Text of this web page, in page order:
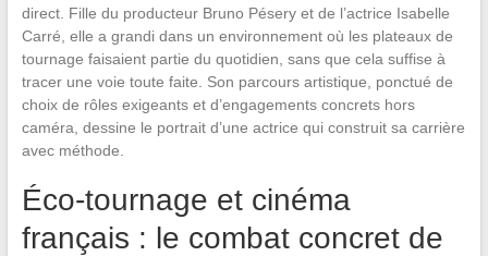
direct. Fille du producteur Bruno Pésery et de l’actrice Isabelle
Carré, elle a grandi dans un environnement où les plateaux de
tournage faisaient partie du quotidien, sans que cela suffise à
tracer une voie toute faite. Son parcours artistique, ponctué de
choix de rôles exigeants et d’engagements concrets hors
caméra, dessine le portrait d’une actrice qui construit sa carrière
avec méthode.
Éco-tournage et cinéma
français : le combat concret de